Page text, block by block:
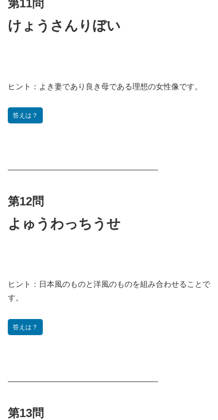
第11問
けょうさんりぼい
ヒント： よき妻であり良き母である理想の女性像です。
答えは？
———————————————————-
第12問
よゅうわっちうせ
ヒント： 日本風のものと洋風のものを組み合わせることで
す。
答えは？
———————————————————-
第13問